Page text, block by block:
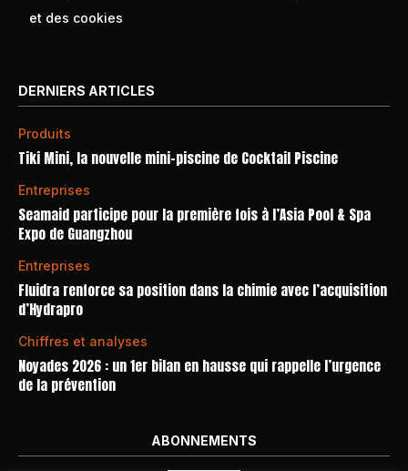
et des cookies
DERNIERS ARTICLES
Produits
Tiki Mini, la nouvelle mini-piscine de Cocktail Piscine
Entreprises
Seamaid participe pour la première fois à l’Asia Pool & Spa
Expo de Guangzhou
Entreprises
Fluidra renforce sa position dans la chimie avec l’acquisition
d’Hydrapro
Chiffres et analyses
Noyades 2026 : un 1er bilan en hausse qui rappelle l’urgence
de la prévention
ABONNEMENTS